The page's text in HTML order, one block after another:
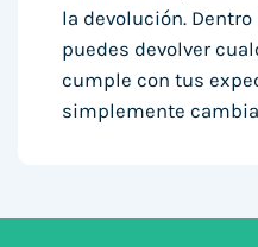
la devolución.
puedes devolver
cumple con tus
simplemente